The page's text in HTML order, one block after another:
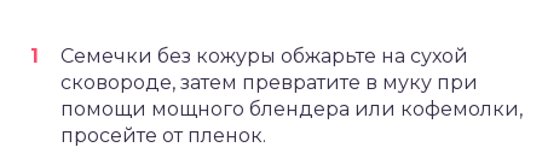
Семечки без кожуры обжарьте на сухой
сковороде, затем превратите в муку при
помощи мощного блендера или кофемолки,
просейте от пленок.